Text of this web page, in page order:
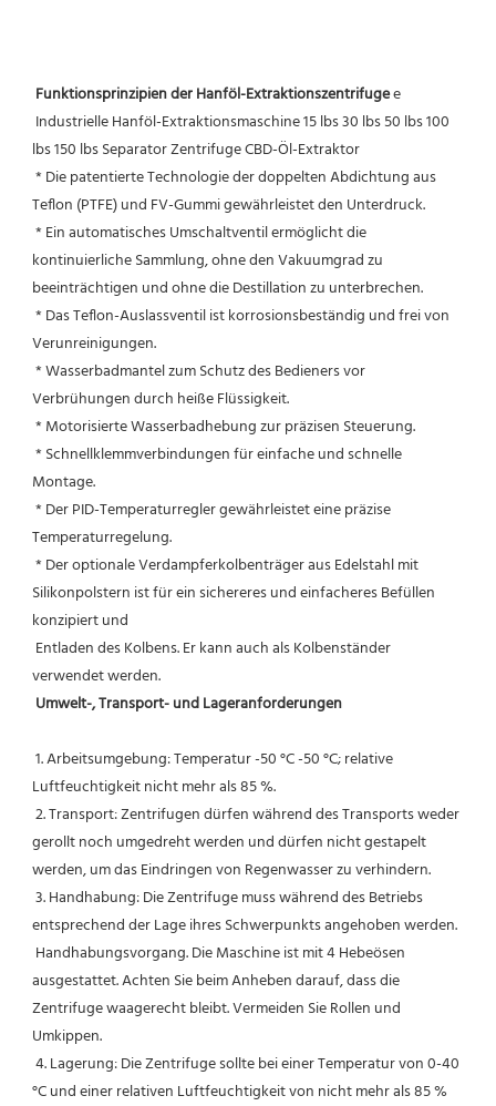
Funktionsprinzipien der Hanföl-Extraktionszentrifuge e
Industrielle Hanföl-Extraktionsmaschine 15 lbs 30 lbs 50 lbs 100
lbs 150 lbs Separator Zentrifuge CBD-Öl-Extraktor
Teflon (PTFE) und FV-Gummi gewährleistet den Unterdruck.
kontinuierliche Sammlung, ohne den Vakuumgrad zu
beeinträchtigen und ohne die Destillation zu unterbrechen.
Verunreinigungen.
Verbrühungen durch heiße Flüssigkeit.
* Motorisierte Wasserbadhebung zur präzisen Steuerung.
Montage.
Temperaturregelung.
Silikonpolstern ist für ein sichereres und einfacheres Befüllen
konzipiert und
verwendet werden.
Umwelt-, Transport- und Lageranforderungen
Luftfeuchtigkeit nicht mehr als 85 %.
gerollt noch umgedreht werden und dürfen nicht gestapelt
werden, um das Eindringen von Regenwasser zu verhindern.
entsprechend der Lage ihres Schwerpunkts angehoben werden.
ausgestattet. Achten Sie beim Anheben darauf, dass die
Zentrifuge waagerecht bleibt. Vermeiden Sie Rollen und
Umkippen.
°C und einer relativen Luftfeuchtigkeit von nicht mehr als 85 %